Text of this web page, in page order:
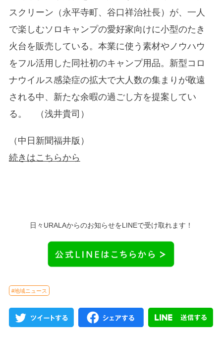
スクリーン（永平寺町、谷口祥治社長）が、一人
で楽しむソロキャンプの愛好家向けに小型のたき
火台を販売している。本業に使う素材やノウハウ
をフル活用した同社初のキャンプ用品。新型コロ
ナウイルス感染症の拡大で大人数の集まりが敬遠
される中、新たな余暇の過ごし方を提案してい
る。 （浅井貴司）
（中日新聞福井版）
続きはこちらから
日々URALAからのお知らせをLINEで受け取れます！
#地域ニュース